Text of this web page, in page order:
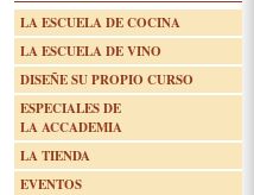
LA ESCUELA DE COCINA
LA ESCUELA DE VINO
DISEÑE SU PROPIO CURSO
ESPECIALES DE
LA ACCADEMIA
LA TIENDA
EVENTOS